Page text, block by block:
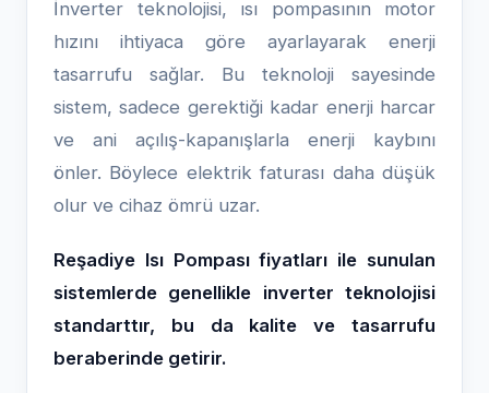
İnverter teknolojisi, ısı pompasının motor
hızını ihtiyaca göre ayarlayarak enerji
tasarrufu sağlar. Bu teknoloji sayesinde
sistem, sadece gerektiği kadar enerji harcar
ve ani açılış-kapanışlarla enerji kaybını
önler. Böylece elektrik faturası daha düşük
olur ve cihaz ömrü uzar.
Reşadiye Isı Pompası fiyatları ile sunulan
sistemlerde genellikle inverter teknolojisi
standarttır, bu da kalite ve tasarrufu
beraberinde getirir.